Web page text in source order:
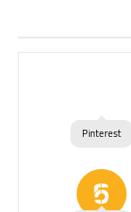
Pinterest